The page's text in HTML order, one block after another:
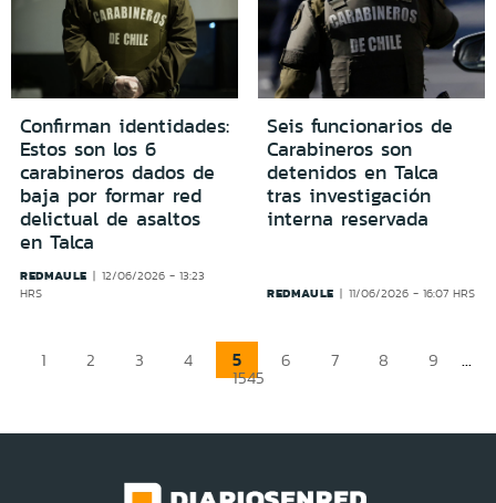
Confirman identidades:
Estos son los 6
carabineros dados de
baja por formar red
delictual de asaltos
en Talca
REDMAULE
12/06/2026 - 13:23
HRS
Seis funcionarios de
Carabineros son
detenidos en Talca
tras investigación
interna reservada
REDMAULE 11/06/2026 - 16:07 HRS
1 2 3 4 5 6 7 8 9 ...
1545